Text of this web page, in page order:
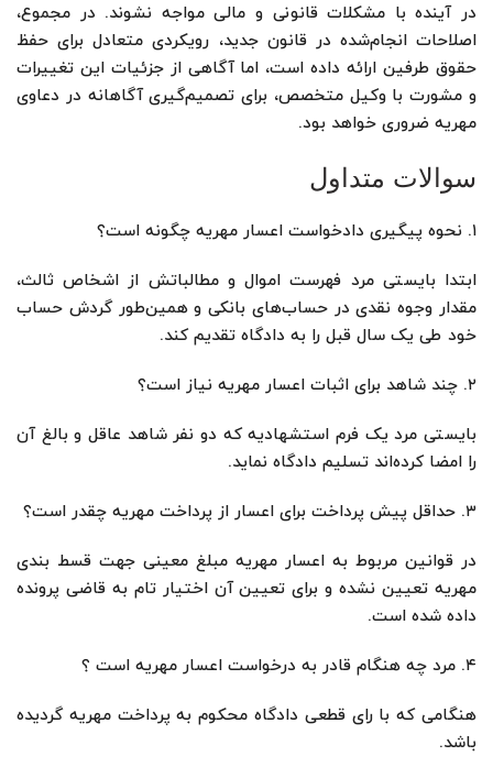
در آینده با مشکلات قانونی و مالی مواجه نشوند. در مجموع،
اصلاحات انجام‌شده در قانون جدید، رویکردی متعادل برای حفظ
حقوق طرفین ارائه داده است، اما آگاهی از جزئیات این تغییرات
و مشورت با وکیل متخصص، برای تصمیم‌گیری آگاهانه در دعاوی
مهریه ضروری خواهد بود.
سوالات متداول
۱. نحوه پیگیری دادخواست اعسار مهریه چگونه است؟
ابتدا بایستی مرد فهرست اموال و مطالباتش از اشخاص ثالث،
مقدار وجوه نقدی در حساب‌های بانکی و همین‌طور گردش حساب
خود طی یک سال قبل را به دادگاه تقدیم کند.
۲. چند شاهد برای اثبات اعسار مهریه نیاز است؟
بایستی مرد یک فرم استشهادیه که دو نفر شاهد عاقل و بالغ آن
را امضا کرده‌اند تسلیم دادگاه نماید.
۳. حداقل پیش پرداخت برای اعسار از پرداخت مهریه چقدر است؟
در قوانین مربوط به اعسار مهریه مبلغ معینی جهت قسط بندی
مهریه تعیین نشده و برای تعیین آن اختیار تام به قاضی پرونده
داده شده است.
۴. مرد چه هنگام قادر به درخواست اعسار مهریه است ؟
هنگامی که با رای قطعی دادگاه محکوم به پرداخت مهریه گردیده
باشد.